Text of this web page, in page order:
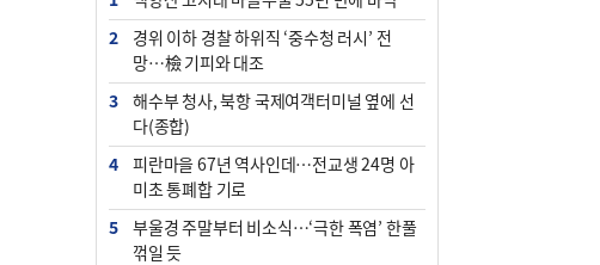
2
경위 이하 경찰 하위직 ‘중수청 러시’ 전
망…檢 기피와 대조
3
해수부 청사, 북항 국제여객터미널 옆에 선
다(종합)
4
피란마을 67년 역사인데…전교생 24명 아
미초 통폐합 기로
5
부울경 주말부터 비소식…‘극한 폭염’ 한풀
꺾일 듯